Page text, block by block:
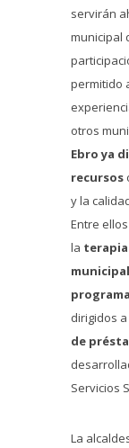
servirán
municipal
permitido
otros
Ebro ya
recursos
y la
Entre
la
dirigidos
de
Servicios
La